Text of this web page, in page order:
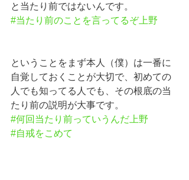
と当たり前ではないんです。
#当たり前のことを言ってるぞ上野
ということをまず本人（僕）は一番に
自覚しておくことが大切で、初めての
人でも知ってる人でも、その根底の当
たり前の説明が大事です。
#何回当たり前っていうんだ上野
#自戒をこめて